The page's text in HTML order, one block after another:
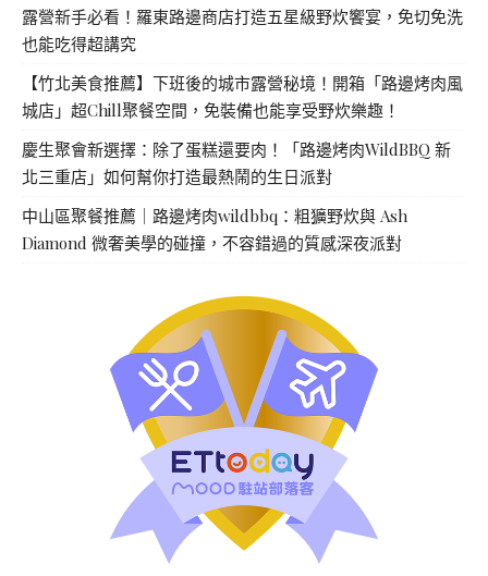
露營新手必看！羅東路邊商店打造五星級野炊饗宴，免切免洗
也能吃得超講究
【竹北美食推薦】下班後的城市露營秘境！開箱「路邊烤肉風
城店」超Chill聚餐空間，免裝備也能享受野炊樂趣！
慶生聚會新選擇：除了蛋糕還要肉！「路邊烤肉WildBBQ 新
北三重店」如何幫你打造最熱鬧的生日派對
中山區聚餐推薦｜路邊烤肉wildbbq：粗獷野炊與 Ash
Diamond 微奢美學的碰撞，不容錯過的質感深夜派對